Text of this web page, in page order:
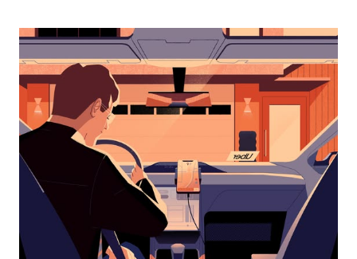
interagir
o
calendário
selecionar
uma
data.
Pressione
a
tecla
“ESC”
o
calendário.